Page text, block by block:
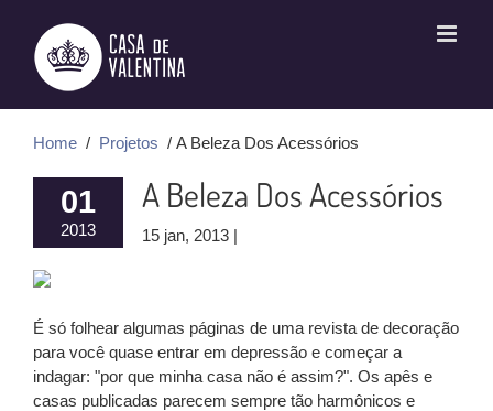
conteúdo
Home / Projetos / A Beleza Dos Acessórios
01
2013
A Beleza Dos Acessórios
15 jan, 2013 |
É só folhear algumas páginas de uma revista de decoração
para você quase entrar em depressão e começar a
indagar: "por que minha casa não é assim?". Os apês e
casas publicadas parecem sempre tão harmônicos e